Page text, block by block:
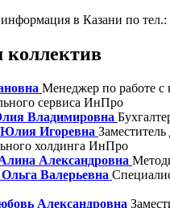
в Казани по тел.:
Менеджер по работе с
сервиса ИнПро
Владимировна
Игоревна Заместитель
холдинга ИнПро
Александровна
Валерьевна
Александровна